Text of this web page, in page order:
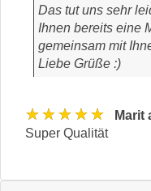
Das tut uns sehr
Ihnen bereits eine
gemeinsam mit
Liebe Grüße :)
★★★★★
Marit
Super Qualität